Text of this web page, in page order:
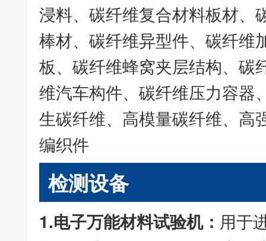
浸料、碳纤维复合材料板材、
棒材、碳纤维异型件、碳纤维
板、碳纤维蜂窝夹层结构、碳
维汽车构件、碳纤维压力容器
生碳纤维、高模量碳纤维、高
编织件
检测设备
1.电子万能材料试验机： 用于